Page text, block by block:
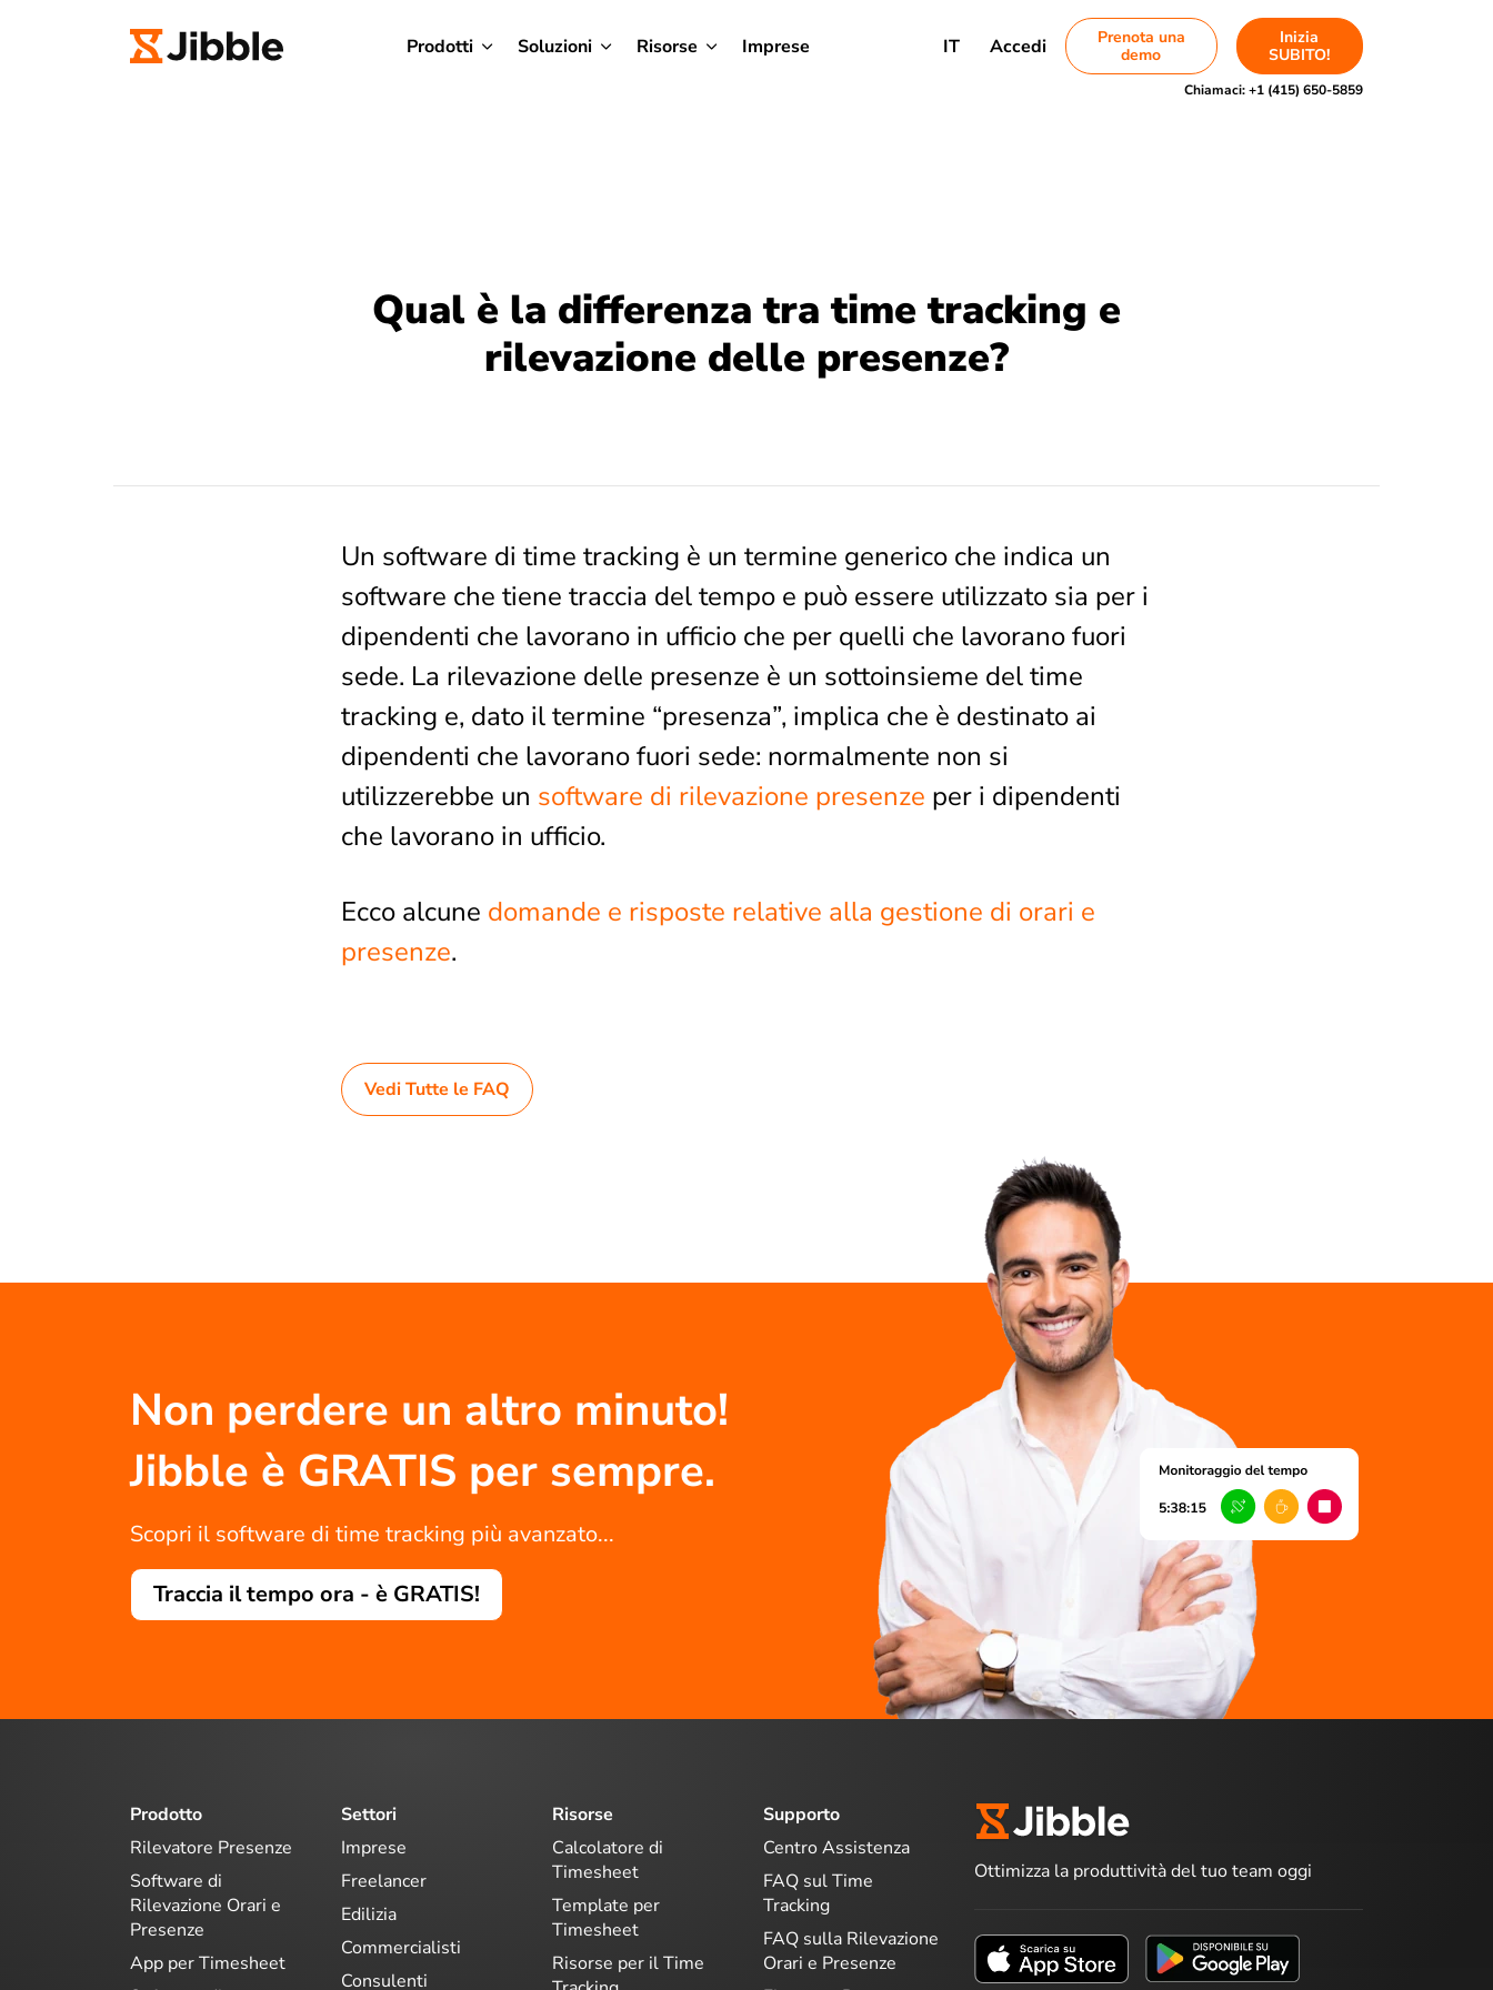
Prodotti Soluzioni Risorse Imprese IT Accedi
Prenota una
demo
Inizia
SUBITO!
Chiamaci:+1 (415) 650-5859
Qual è la differenza tra time tracking e
rilevazione delle presenze?
Un software di time tracking è un termine generico che indica un
software che tiene traccia del tempo e può essere utilizzato sia per i
dipendenti che lavorano in ufficio che per quelli che lavorano fuori
sede. La rilevazione delle presenze è un sottoinsieme del time
tracking e, dato il termine “presenza”, implica che è destinato ai
dipendenti che lavorano fuori sede: normalmente non si
utilizzerebbe un software di rilevazione presenze per i dipendenti
che lavorano in ufficio.
Ecco alcune domande e risposte relative alla gestione di orari e
presenze.
Vedi Tutte le FAQ
Non perdere un altro minuto!
Jibble è GRATIS per sempre.
Scopri il software di time tracking più avanzato...
Traccia il tempo ora - è GRATIS!
Prodotto
Rilevatore Presenze
Software di
Rilevazione Orari e
Presenze
App per Timesheet
Settori
Imprese
Freelancer
Edilizia
Commercialisti
Consulenti
Risorse
Calcolatore di
Timesheet
Template per
Timesheet
Risorse per il Time
Supporto
Centro Assistenza
FAQ sul Time
Tracking
FAQ sulla Rilevazione
Orari e Presenze
Ottimizza la produttività del tuo team oggi